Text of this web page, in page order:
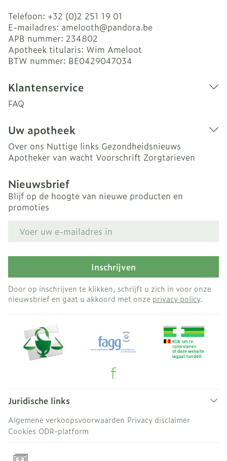
Telefoon: +32 (0)2 251 19 01
E-mailadres: amelooth@pandora.be
APB nummer: 234802
Apotheek titularis: Wim Ameloot
BTW nummer: BE0429047034
Klantenservice
FAQ
Uw apotheek
Over ons Nuttige links Gezondheidsnieuws
Apotheker van wacht Voorschrift Zorgtarieven
Nieuwsbrief
Blijf op de hoogte van nieuwe producten en
promoties
Inschrijven
Door op inschrijven te klikken, schrijft u zich in voor onze
nieuwsbrief en gaat u akkoord met onze privacy policy.
Juridische links
Algemene verkoopsvoorwaarden Privacy disclaimer
Cookies ODR-platform